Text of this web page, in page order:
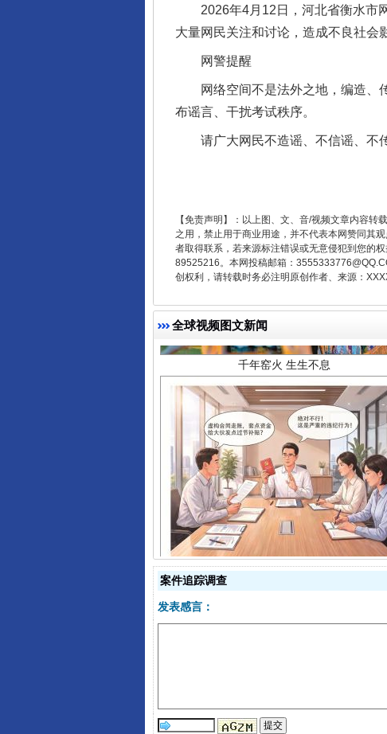
2026年4月12日，河北省衡水市网
大量网民关注和讨论，造成不良社会
网警提醒
网络空间不是法外之地，编造、传
布谣言、干扰考试秩序。
请广大网民不造谣、不信谣、不传
【免责声明】：以上图、文、音/视频文章内容
之用，禁止用于商业用途，并不代表本网赞同其
者取得联系，若来源标注错误或无意侵犯到您的
89525216。本网投稿邮箱：
创权利，请转载时务必注明原创作者、来源：
全球视频图文新闻
东山县通报“牛蛙产品抗生素超标问题”
千年窑火 生生不息
揭开“小金库”的免责幌子
案件追踪调查
发表感言：